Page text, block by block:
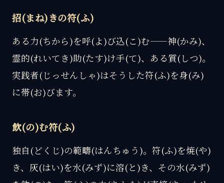
招(まね)きの符(ふ)
ある力(ちから)を呼(よ)び込(こ)む——神(かみ)、
霊的(れいてき)助(たす)け手(て)、ある質(しつ)。
実践者(じっせんしゃ)はそうした符(ふ)を身(み)
に帯(お)びます。
飲(の)む符(ふ)
独自(どくじ)の範疇(はんちゅう)。符(ふ)を焼(や)
き、灰(はい)を水(みず)に溶(と)き、その水(みず)